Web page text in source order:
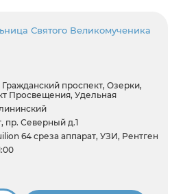
Святого Великомученика
проспект, Озерки,
Просвещения, Удельная
пр. Северный д.1
64 среза аппарат, УЗИ, Рентген